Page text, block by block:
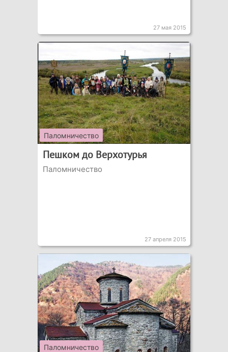
27 мая 2015
Паломничество
Пешком до Верхотурья
Паломничество
27 апреля 2015
Паломничество